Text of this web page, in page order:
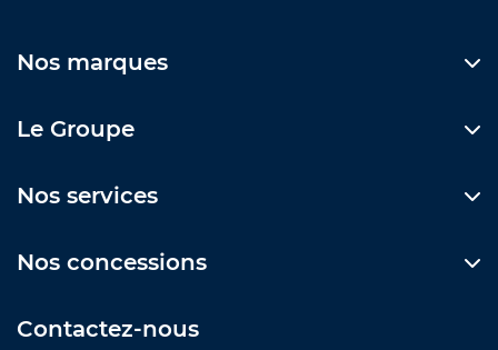
Nos marques
Le Groupe
Nos services
Nos concessions
Contactez-nous